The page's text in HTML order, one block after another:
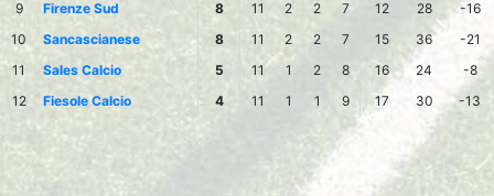
9
Firenze Sud 8 11 2 2 7 12 28
-16
10
Sancascianese 8 11 2 2 7 15 36
-21
11
Sales Calcio 5 11 1 2 8 16 24
-8
12
Fiesole Calcio 4 11 1 1 9 17 30 -13